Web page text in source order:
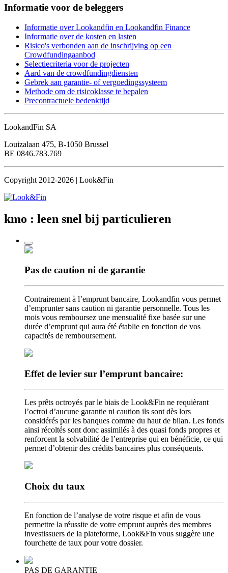
Informatie voor de beleggers
Informatie over Lookandfin en Lookandfin Finance
Informatie over de kosten en lasten
Risico's verbonden aan de inschrijving op een
Crowdfundingaanbod
Selectiecriteria voor de projecten
Aard van de crowdfundingdiensten
Gebrek aan garantie- of vergoedingssysteem
Methode om de risicoklasse te bepalen
Precontractuele bedenktijd
LookandFin SA
Louizalaan 475, B-1050 Brussel
BE 0846.783.769
Copyright 2012-2026 | Look&Fin
kmo : leen snel bij particulieren
Pas de caution ni de garantie
Contrairement à l’emprunt bancaire, Lookandfin vous permet
d’emprunter sans caution ni garantie personnelle. Tous les
mois vous remboursez une mensualité fixe basée sur une
durée d’emprunt qui aura été établie en fonction de vos
capacités de remboursement.
Effet de levier sur l’emprunt bancaire:
Les prêts octroyés par le biais de Look&Fin ne requièrant
l’octroi d’aucune garantie ni caution ils sont dès lors
considérés par les banques comme du haut de bilan. Les fonds
ainsi récoltés sont donc assimilés à des quasi fonds propres et
renforcent la solvabilité de l’entreprise qui en bénéficie, ce qui
permet d’obtenir des crédits bancaires plus conséquents.
Choix du taux
En fonction de l’analyse de votre risque et afin de vous
permettre la réussite de votre emprunt auprès des membres
investissuers de la plateforme, Look&Fin vous suggère une
fourchette de taux pour votre dossier.
PAS DE GARANTIE